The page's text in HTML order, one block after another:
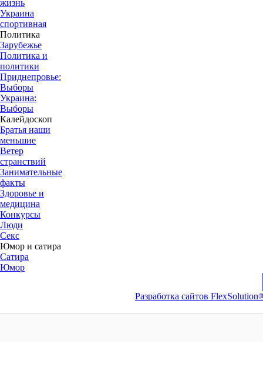
жизнь
Украина
спортивная
Политика
Зарубежье
Политика и
политики
Приднепровье:
Выборы
Украина:
Выборы
Калейдоскоп
Братья наши
меньшие
Ветер
странствий
Занимательные
факты
Здоровье и
медицина
Конкурсы
Люди
Секс
Юмор и сатира
Сатира
Юмор
Разработка сайтов